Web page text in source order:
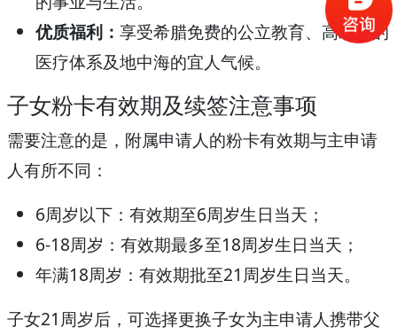
优质福利： 享受希腊免费的公立教育、高水平的
医疗体系及地中海的宜人气候。
子女粉卡有效期及续签注意事项
需要注意的是，附属申请人的粉卡有效期与主申请
人有所不同：
6周岁以下：有效期至6周岁生日当天；
6-18周岁：有效期最多至18周岁生日当天；
年满18周岁：有效期批至21周岁生日当天。
子女21周岁后，可选择更换子女为主申请人携带父